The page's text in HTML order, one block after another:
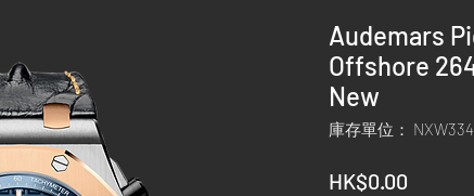
Audemars
Offshore
New
庫存單位： NXW334
HK$0.00